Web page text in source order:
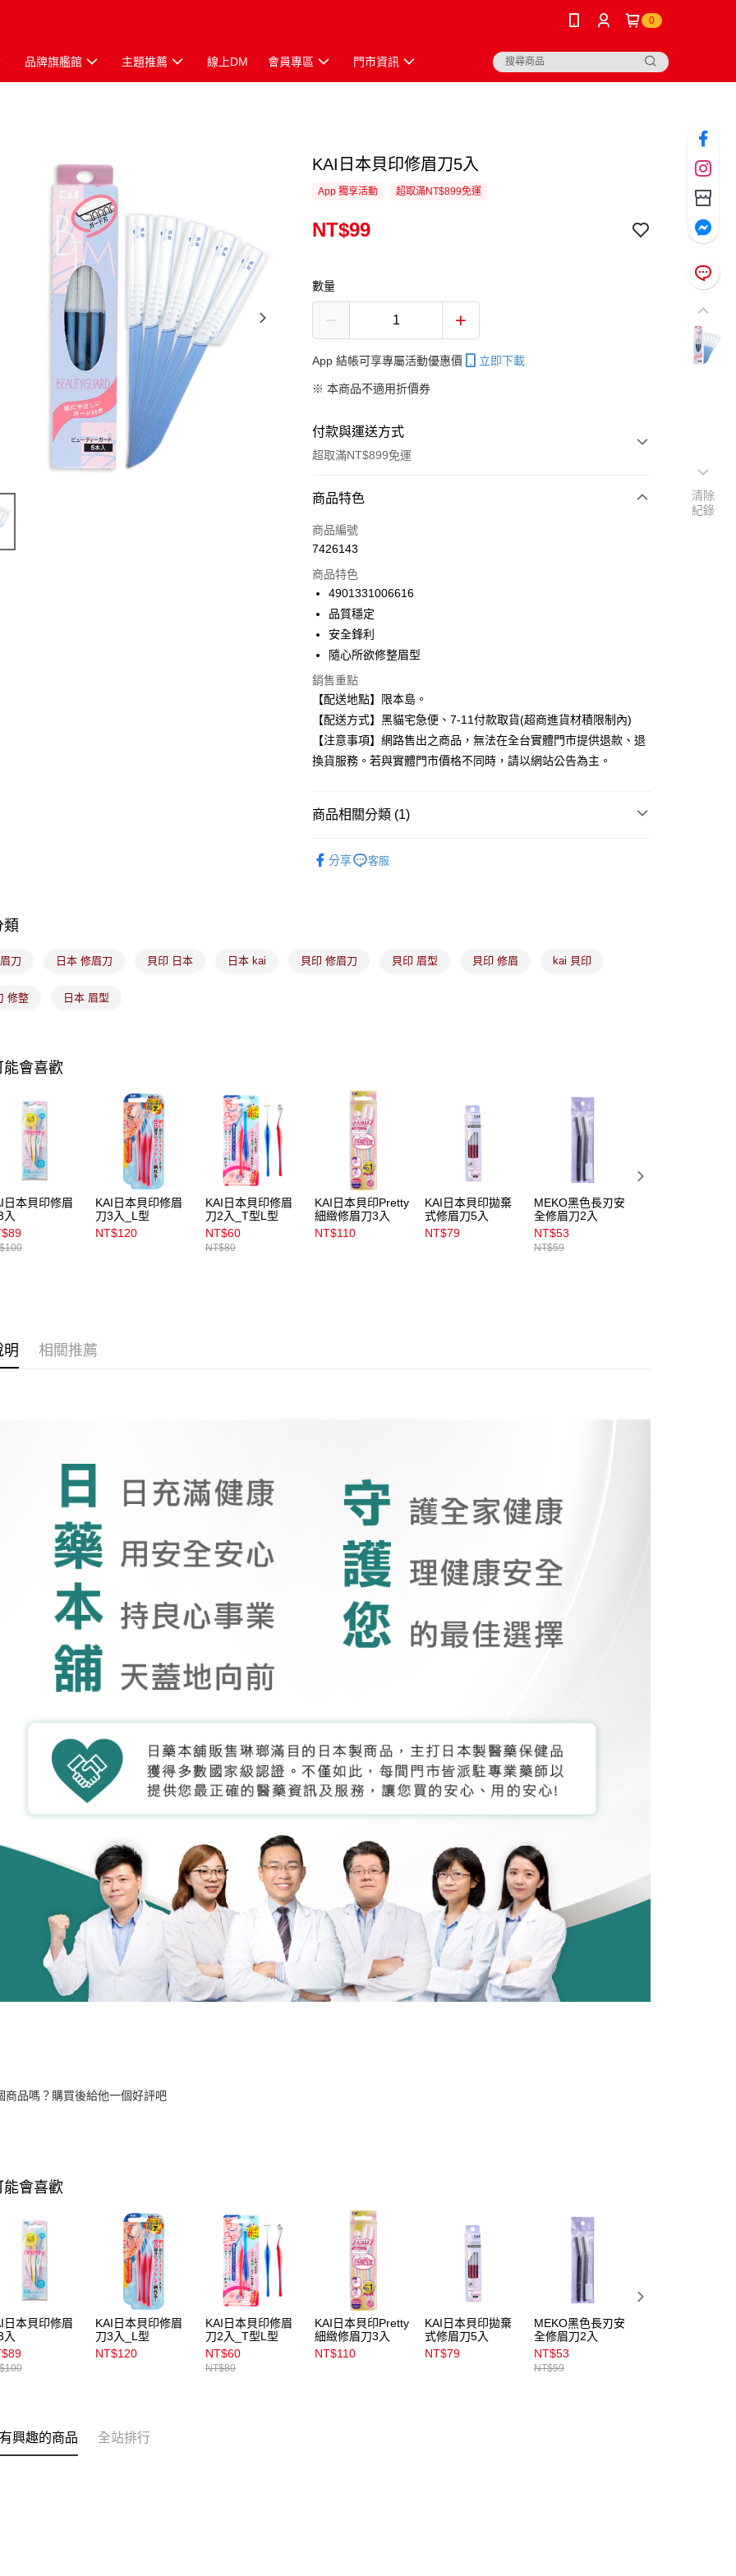
0
品牌旗艦館 主題推薦 線上DM 會員專區 門市資訊
KAI日本貝印修眉刀5入
App 獨享活動 超取滿NT$899免運
NT$99
數量
App 結帳可享專屬活動優惠價 立即下載
※ 本商品不適用折價券
付款與運送方式
超取滿NT$899免運
付款方式
信用卡一次付款
LINE Pay
Apple Pay
街口支付
悠遊付
全盈+PAY
大哥付你分期
【大哥付你分期使用說明】
1.本服務由台灣大哥大提供，台灣大哥大用戶可立即使用無須另外申請。
完成交易。
1.分期款項不併入電信帳單，「大哥付你分期」於每月結算日後寄送繳費提
醒簡訊。
資料（包含姓名、電話或地址）提供予台灣大哥大進項蒐集、處理及利
用，由本公司與您本人進行分期帳單所需資料之確認、核對及更正。
3.完整用戶服務條款，請詳閱以下連結：
https://oppay.tw/userRule
ATM付款
運送方式
付款後全家取貨
每筆NT$100，滿NT$899(含以上)免運費
宅配(離島)
每筆NT$300，滿NT$3,000(含以上)免運費
付款後門市自取
每筆NT$100，滿NT$399(含以上)免運費
商品特色
商品編號
7426143
商品特色
4901331006616
品質穩定
安全鋒利
隨心所欲修整眉型
銷售重點
【配送地點】限本島。
【配送方式】黑貓宅急便、7-11付款取貨(超商進貨材積限制內)
【注意事項】網路售出之商品，無法在全台實體門市提供退款、退
換貨服務。若與實體門市價格不同時，請以網站公告為主。
商品相關分類 (1)
分享
客服
類
刀 日本 修眉刀 貝印 日本 日本 kai 貝印 修眉刀 貝印 眉型 貝印 修眉 kai 貝印
修整 日本 眉型
能會喜歡
日本貝印修眉
入
KAI日本貝印修眉
刀3入_L型
NT$120
KAI日本貝印修眉
刀2入_T型L型
NT$60
NT$80
KAI日本貝印Pretty
細緻修眉刀3入
NT$110
KAI日本貝印拋棄
式修眉刀5入
NT$79
MEKO黑色長刃安
全修眉刀2入
NT$53
NT$59
明 相關推薦
商品嗎？購買後給他一個好評吧
能會喜歡
日本貝印修眉
入
KAI日本貝印修眉
刀3入_L型
NT$120
KAI日本貝印修眉
刀2入_T型L型
NT$60
NT$80
KAI日本貝印Pretty
細緻修眉刀3入
NT$110
KAI日本貝印拋棄
式修眉刀5入
NT$79
MEKO黑色長刃安
全修眉刀2入
NT$53
NT$59
興趣的商品 全站排行
清除
紀錄